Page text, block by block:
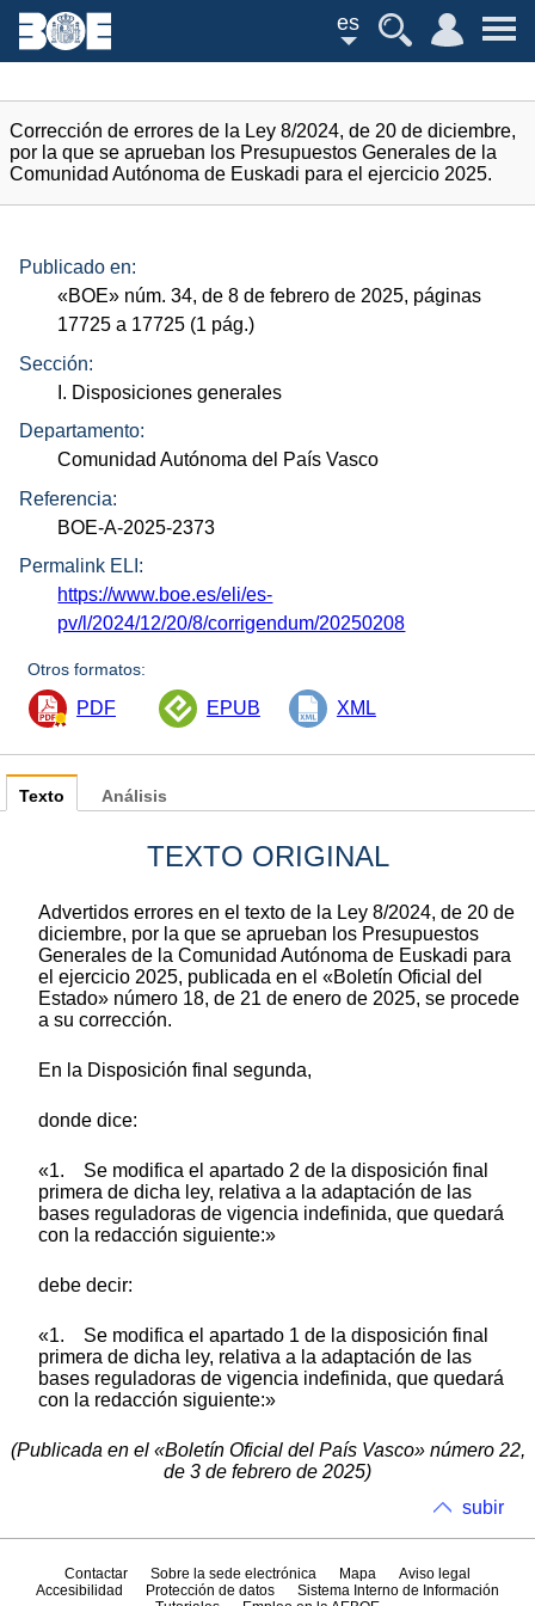
es
Corrección de errores de la Ley 8/2024, de 20 de diciembre,
por la que se aprueban los Presupuestos Generales de la
Comunidad Autónoma de Euskadi para el ejercicio 2025.
Publicado en:
«BOE» núm. 34, de 8 de febrero de 2025, páginas
17725 a 17725 (1 pág.)
Sección:
I. Disposiciones generales
Departamento:
Comunidad Autónoma del País Vasco
Referencia:
BOE-A-2025-2373
Permalink ELI:
https://www.boe.es/eli/es-
pv/l/2024/12/20/8/corrigendum/20250208
Otros formatos:
PDF EPUB XML
Texto
TEXTO ORIGINAL
Advertidos errores en el texto de la Ley 8/2024, de 20 de
diciembre, por la que se aprueban los Presupuestos
Generales de la Comunidad Autónoma de Euskadi para
el ejercicio 2025, publicada en el «Boletín Oficial del
Estado» número 18, de 21 de enero de 2025, se procede
a su corrección.
En la Disposición final segunda,
donde dice:
«1. Se modifica el apartado 2 de la disposición final
primera de dicha ley, relativa a la adaptación de las
bases reguladoras de vigencia indefinida, que quedará
con la redacción siguiente:»
debe decir:
«1. Se modifica el apartado 1 de la disposición final
primera de dicha ley, relativa a la adaptación de las
bases reguladoras de vigencia indefinida, que quedará
con la redacción siguiente:»
(Publicada en el «Boletín Oficial del País Vasco» número 22,
de 3 de febrero de 2025)
Análisis
subir
Contactar Sobre la sede electrónica Mapa
Aviso legal
Accesibilidad
Protección de datos
Sistema Interno de Información